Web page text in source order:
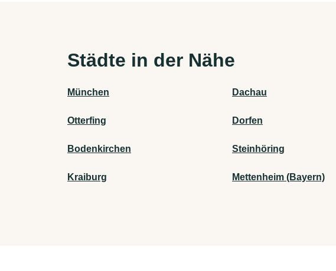
Städte in der Nähe
München Dachau
Otterfing Dorfen
Bodenkirchen Steinhöring
Kraiburg Mettenheim (Bayern)